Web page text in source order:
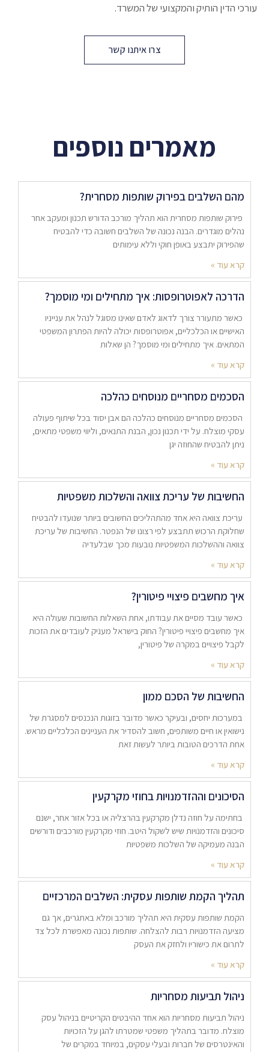
עורכי הדין הותיק והמקצועי של המשרד.
צרו איתנו קשר
מאמרים נוספים
מהם השלבים בפירוק שותפות מסחרית?
פירוק שותפות מסחרית הוא תהליך מורכב הדורש תכנון ומעקב אחר
נהלים מוגדרים. הבנה נכונה של השלבים חשובה כדי להבטיח
שהפירוק יתבצע באופן חוקי וללא עימותים
קרא עוד »
הדרכה לאפוטרופסות: איך מתחילים ומי מוסמך?
כאשר מתעורר צורך לדאוג לאדם שאינו מסוגל לנהל את ענייניו
האישיים או הכלכליים, אפוטרופסות יכולה להיות הפתרון המשפטי
המתאים. איך מתחילים ומי מוסמך? הן שאלות
קרא עוד »
הסכמים מסחריים מנוסחים כהלכה
הסכמים מסחריים מנוסחים כהלכה הם אבן יסוד בכל שיתוף פעולה
עסקי מוצלח. על ידי תכנון נכון, הבנת התנאים, וליווי משפטי מתאים,
ניתן להבטיח שהחוזה יגן
קרא עוד »
החשיבות של עריכת צוואה והשלכות משפטיות
עריכת צוואה היא אחד מהתהליכים החשובים ביותר שנועדו להבטיח
שחלוקת הרכוש תתבצע לפי רצונו של הנפטר. החשיבות של עריכת
צוואה וההשלכות המשפטיות נובעות מכך שבלעדיה
קרא עוד »
איך מחשבים פיצויי פיטורין?
כאשר עובד מסיים את עבודתו, אחת השאלות החשובות שעולה היא
איך מחשבים פיצויי פיטורין? החוק בישראל מעניק לעובדים את הזכות
לקבל פיצויים במקרה של פיטורין,
קרא עוד »
החשיבות של הסכם ממון
במערכות יחסים, ובעיקר כאשר מדובר בזוגות הנכנסים למסגרת של
נישואין או חיים משותפים, חשוב להסדיר את העניינים הכלכליים מראש.
אחת הדרכים הטובות ביותר לעשות זאת
קרא עוד »
הסיכונים וההזדמנויות בחוזי מקרקעין
בחתימה על חוזה נדלן מקרקעין בהרצליה או בכל אזור אחר, ישנם
סיכונים והזדמנויות שיש לשקול היטב. חוזי מקרקעין מורכבים ודורשים
הבנה מעמיקה של השלכות משפטיות
קרא עוד »
תהליך הקמת שותפות עסקית: השלבים המרכזיים
הקמת שותפות עסקית היא תהליך מורכב ומלא באתגרים, אך גם
מציעה הזדמנויות רבות להצלחה. שותפות נכונה מאפשרת לכל צד
לתרום את כישוריו ולחזק את העסק
קרא עוד »
ניהול תביעות מסחריות
ניהול תביעות מסחריות הוא אחד ההיבטים הקריטיים בניהול עסק
מוצלח. מדובר בתהליך משפטי שמטרתו להגן על הזכויות
והאינטרסים של חברות ובעלי עסקים, במיוחד במקרים של